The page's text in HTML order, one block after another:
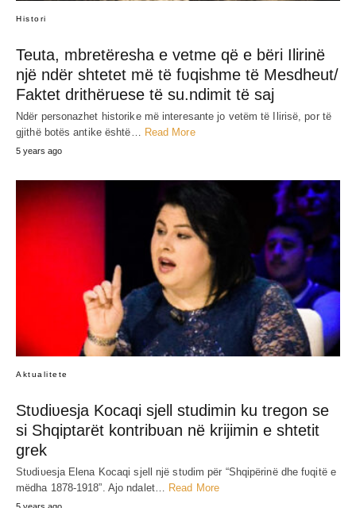
Histori
Teuta, mbretëresha e vetme që e bëri Ilirinë
një ndër shtetet më të fʋqishme të Mesdheut/
Faktet drithëruese të su.ndimit të saj
Ndër personazhet historike më interesante jo vetëm të Ilirisë, por të
gjithë botës antike është… Read More
5 years ago
Aktualitete
Stʋdiʋesja Kocaqi sjell studimin ku tregon se
si Shqiptarët kontribʋan në krijimin e shtetit
grek
Stʋdiʋesja Elena Kocaqi sjell një stʋdim për “Shqipërinë dhe fʋqitë e
mëdha 1878-1918”. Ajo ndalet… Read More